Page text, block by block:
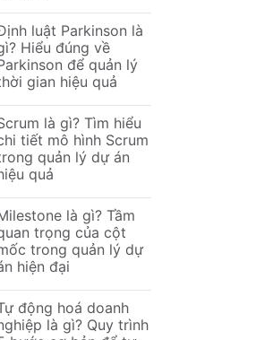
luật Parkinson là
Hiểu đúng về
để quản lý
gian hiệu quả
là gì? Tìm hiểu
tiết mô hình Scrum
quản lý dự án
quả
là gì? Tầm
trọng của cột
trong quản lý dự
hiện đại
động hoá doanh
là gì? Quy trình